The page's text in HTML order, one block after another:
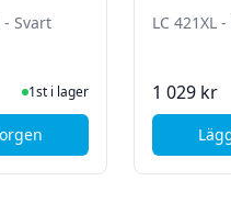
Series m fl.
- Svart
1st i lager
LC 421XLBK - 500s. - Svart
LC 421XL
1 029 kr